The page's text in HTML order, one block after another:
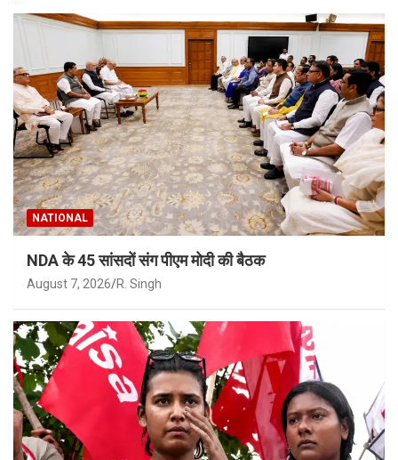
NATIONAL
NDA के 45 सांसदों संग पीएम मोदी की बैठक
August 7, 2026 R. Singh